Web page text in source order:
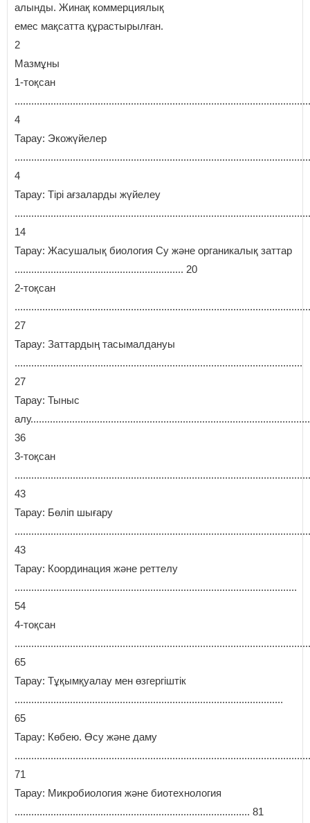
алынды. Жинақ коммерциялық
емес мақсатта құрастырылған.
2
Мазмұны
1-тоқсан
4
Тарау: Экожүйелер
4
Тарау: Тірі ағзаларды жүйелеу
14
Тарау: Жасушалық биология Су және органикалық заттар
............................................................. 20
2-тоқсан
27
Тарау: Заттардың тасымалдануы
........................................................................................................
27
Тарау: Тыныс
36
3-тоқсан
43
Тарау: Бөліп шығару
43
Тарау: Координация және реттелу
......................................................................................................
54
4-тоқсан
65
Тарау: Тұқымқуалау мен өзгергіштік
.................................................................................................
65
Тарау: Көбею. Өсу және даму
71
Тарау: Микробиология және биотехнология
..................................................................................... 81